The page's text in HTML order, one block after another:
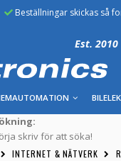
Beställningar skickas så
Est. 2010
skriv för att söka!
INTERNET & NÄTVERK